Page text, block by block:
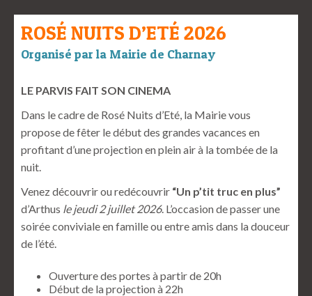
ROSÉ NUITS D’ETÉ 2026
Organisé par la Mairie de Charnay
LE PARVIS FAIT SON CINEMA
Dans le cadre de Rosé Nuits d’Eté, la Mairie vous
propose de fêter le début des grandes vacances en
profitant d’une projection en plein air à la tombée de la
nuit.
Venez découvrir ou redécouvrir “Un p’tit truc en plus”
d’Arthus le jeudi 2 juillet 2026. L’occasion de passer une
soirée conviviale en famille ou entre amis dans la douceur
de l’été.
Ouverture des portes à partir de 20h
Début de la projection à 22h